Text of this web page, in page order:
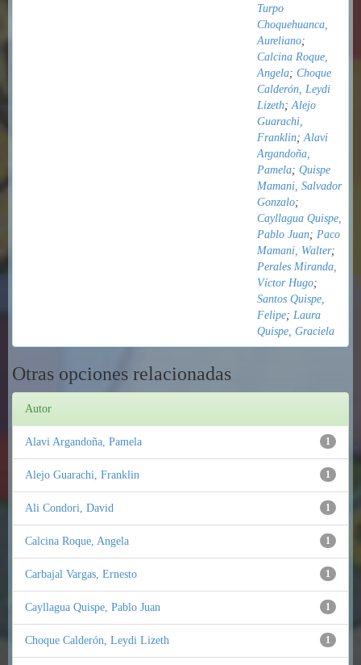
Turpo
Choquehuanca,
Aureliano;
Calcina Roque,
Angela; Choque
Calderón, Leydi
Lizeth;Alejo
Guarachi,
Franklin;Alavi
Argandoña,
Pamela; Quispe
Mamani, Salvador
Gonzalo;
Cayllagua Quispe,
Pablo Juan; Paco
Mamani, Walter;
Perales Miranda,
Víctor Hugo;
Santos Quispe,
Felipe; Laura
Quispe, Graciela
Otras opciones relacionadas
Autor
1
Alavi Argandoña, Pamela
1
Alejo Guarachi, Franklin
1
Ali Condori, David
1
Calcina Roque, Angela
1
Carbajal Vargas, Ernesto
1
Cayllagua Quispe, Pablo Juan
1
Choque Calderón, Leydi Lizeth